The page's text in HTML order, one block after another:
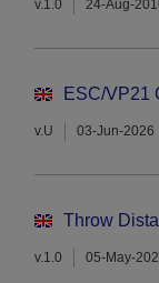
v.1.0 24-Aug-
ESC/VP21
v.U 03-Jun-2026
Throw
v.1.0 05-May-